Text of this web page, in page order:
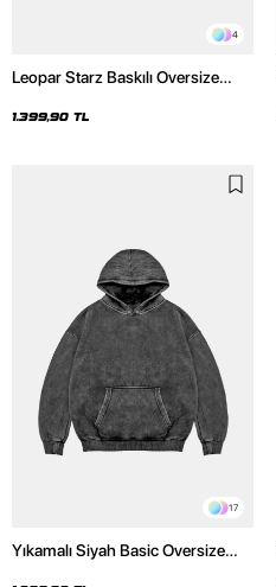
4
Leopar Starz Baskılı Oversize
Hoodie
1.399,90 TL
17
Yıkamalı Siyah Basic Oversize